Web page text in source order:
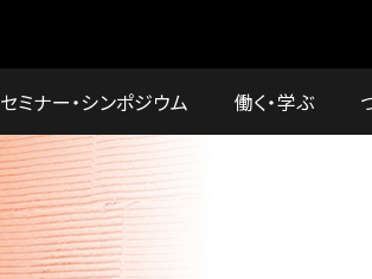
セミナー・シンポジウム 働く・学ぶ